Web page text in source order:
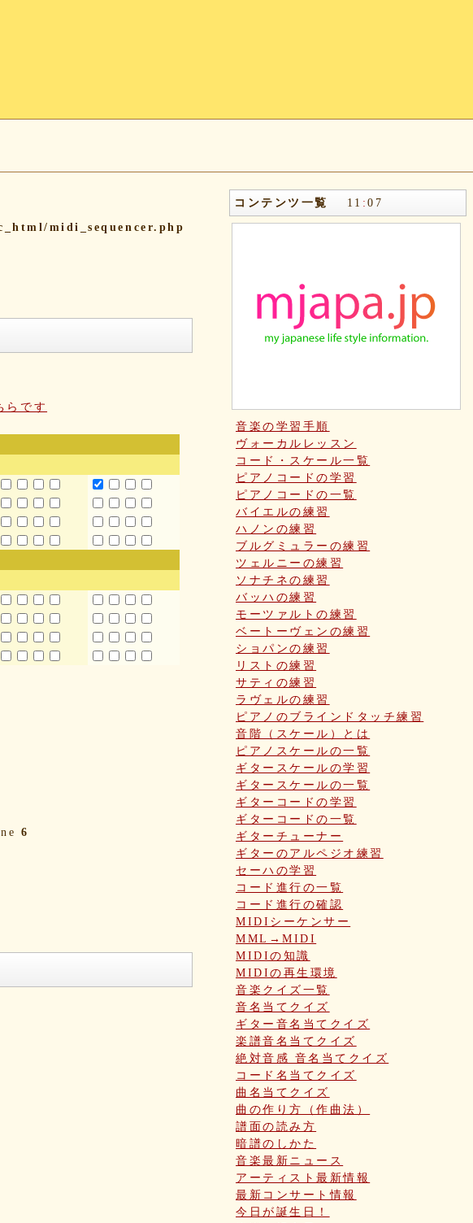
midi_sequencer.php
らです
6
コンテンツ一覧 11 :07
音楽の学習手順
ヴォーカルレッスン
コード・スケール一覧
ピアノコードの学習
ピアノコードの一覧
バイエルの練習
ハノンの練習
ブルグミュラーの練習
ツェルニーの練習
ソナチネの練習
バッハの練習
モーツァルトの練習
ベートーヴェンの練習
ショパンの練習
リストの練習
サティの練習
ラヴェルの練習
ピアノのブラインドタッチ練習
音階（スケール）とは
ピアノスケールの一覧
ギタースケールの学習
ギタースケールの一覧
ギターコードの学習
ギターコードの一覧
ギターチューナー
ギターのアルペジオ練習
セーハの学習
コード進行の一覧
コード進行の確認
MIDIシーケンサー
MML→MIDI
MIDIの知識
MIDIの再生環境
音楽クイズ一覧
音名当てクイズ
ギター音名当てクイズ
楽譜音名当てクイズ
絶対音感 音名当てクイズ
コード名当てクイズ
曲名当てクイズ
曲の作り方（作曲法）
譜面の読み方
暗譜のしかた
音楽最新ニュース
アーティスト最新情報
最新コンサート情報
今日が誕生日！